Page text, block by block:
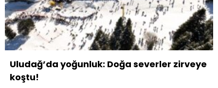
Uludağ’da yoğunluk: Doğa severler zirveye
koştu!